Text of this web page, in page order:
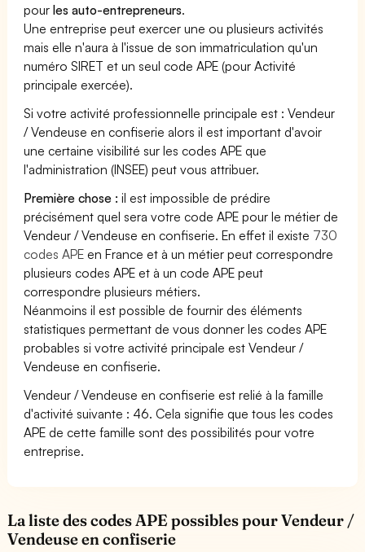
pourles auto-entrepreneurs.
Une entreprise peut exercer une ou plusieurs activités
mais elle n'aura à l'issue de son immatriculation qu'un
numéro SIRET et un seul code APE (pour Activité
principale exercée).
Si votre activité professionnelle principale est : Vendeur
/ Vendeuse en confiserie alors il est important d'avoir
une certaine visibilité sur les codes APE que
l'administration (INSEE) peut vous attribuer.
Première chose : il est impossible de prédire
précisément quel sera votre code APE pour le métier de
Vendeur / Vendeuse en confiserie. En effet il existe 730
codes APE en France et à un métier peut correspondre
plusieurs codes APE et à un code APE peut
correspondre plusieurs métiers.
Néanmoins il est possible de fournir des éléments
statistiques permettant de vous donner les codes APE
probables si votre activité principale est Vendeur /
Vendeuse en confiserie.
Vendeur / Vendeuse en confiserie est relié à la famille
d'activité suivante : 46. Cela signifie que tous les codes
APE de cette famille sont des possibilités pour votre
entreprise.
La liste des codes APE possibles pour Vendeur /
Vendeuse en confiserie